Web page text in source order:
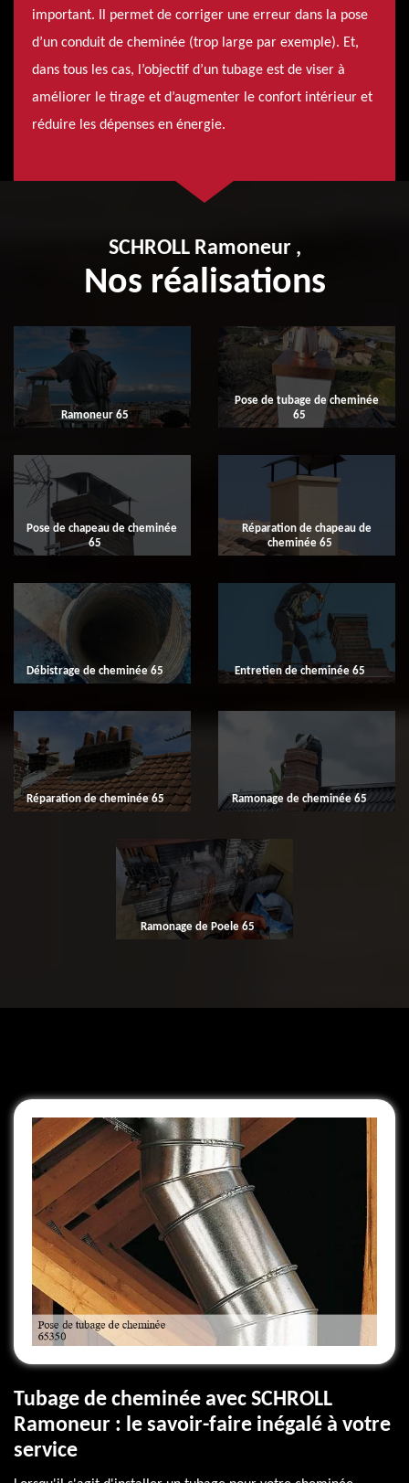
important. Il permet de corriger une erreur dans la pose
d’un conduit de cheminée (trop large par exemple). Et,
dans tous les cas, l’objectif d’un tubage est de viser à
améliorer le tirage et d’augmenter le confort intérieur et
réduire les dépenses en énergie.
SCHROLL Ramoneur ,
Nos réalisations
Ramoneur 65
Pose de tubage de cheminée
65
Pose de chapeau de cheminée
65
Réparation de chapeau de
cheminée 65
Débistrage de cheminée 65 Entretien de cheminée 65
Réparation de cheminée 65 Ramonage de cheminée 65
Ramonage de Poele 65
Tubage de cheminée avec SCHROLL
Ramoneur : le savoir-faire inégalé à votre
service